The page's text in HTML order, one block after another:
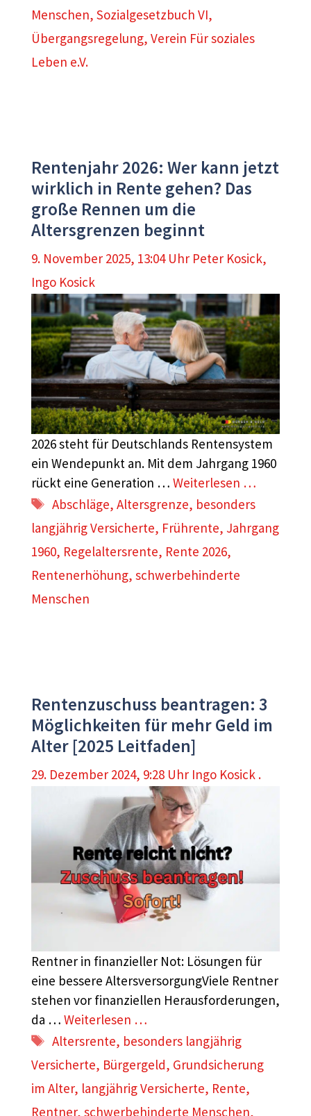
Menschen, Sozialgesetzbuch VI,
Übergangsregelung, Verein Für soziales
Leben e.V.
Rentenjahr 2026: Wer kann jetzt
wirklich in Rente gehen? Das
große Rennen um die
Altersgrenzen beginnt
9. November 2025, 13:04 Uhr Peter Kosick,
Ingo Kosick
2026 steht für Deutschlands Rentensystem
ein Wendepunkt an. Mit dem Jahrgang 1960
rückt eine Generation … Weiterlesen …
Schlagwörter
Abschläge,Altersgrenze, besonders
langjährig Versicherte, Frührente, Jahrgang
1960, Regelaltersrente, Rente 2026,
Rentenerhöhung, schwerbehinderte
Menschen
Rentenzuschuss beantragen: 3
Möglichkeiten für mehr Geld im
Alter [2025 Leitfaden]
29. Dezember 2024, 9:28 Uhr Ingo Kosick .
Rentner in finanzieller Not: Lösungen für
eine bessere AltersversorgungViele Rentner
stehen vor finanziellen Herausforderungen,
da … Weiterlesen …
Schlagwörter
Altersrente, besonders langjährig
Versicherte, Bürgergeld, Grundsicherung
im Alter, langjährig Versicherte, Rente,
Rentner, schwerbehinderte Menschen,